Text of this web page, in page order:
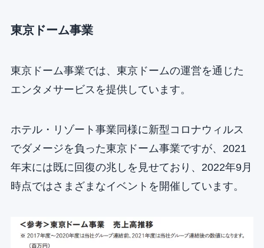
東京ドーム事業
東京ドーム事業では、東京ドームの運営を通じた
エンタメサービスを提供しています。
ホテル・リゾート事業同様に新型コロナウィルス
でダメージを負った東京ドーム事業ですが、2021
年末には既に回復の兆しを見せており、2022年9月
時点ではさまざまなイベントを開催しています。